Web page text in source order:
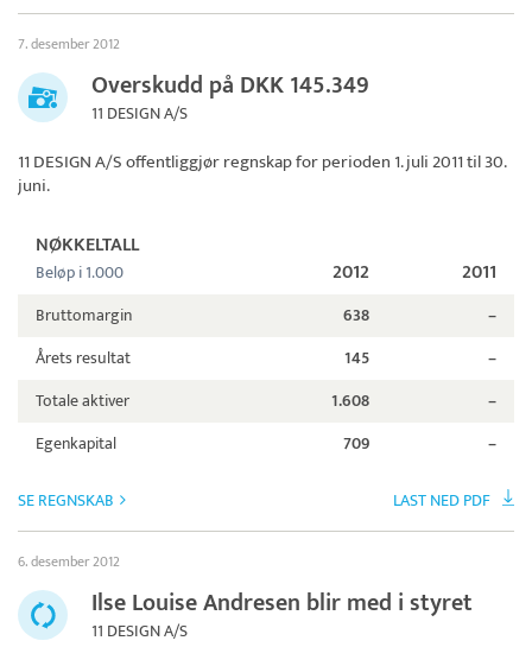
7. desember 2012
Overskudd på DKK 145.349
11 DESIGN A/S
11 DESIGN A/Soffentliggjør regnskap for perioden 1. juli 2011 til 30.
juni.
NØKKELTALL
Beløp i 1.000 2012 2011
Bruttomargin 638
–
Årets resultat
145
–
Totale aktiver
1.608
–
Egenkapital
709 –
SE REGNSKAB LAST NED PDF
6. desember 2012
Ilse Louise Andresen blir med i styret
11 DESIGN A/S